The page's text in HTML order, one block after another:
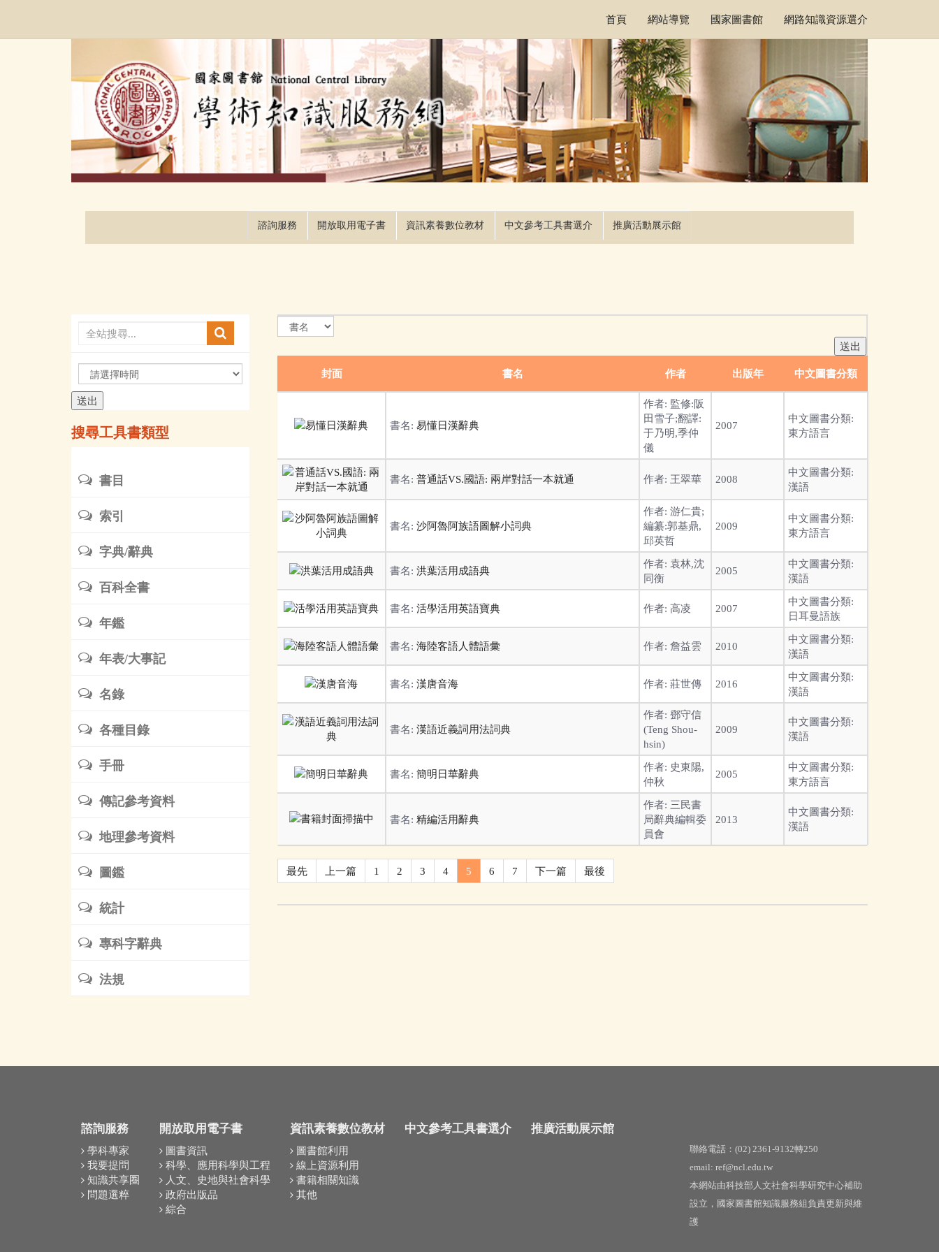
首頁
網站導覽 國家圖書館 網路知識資源選介
諮詢服務 開放取用電子書 資訊素養數位教材 中文參考工具書選介 推廣活動展示館
選
擇
時
間
搜尋工具書類型
書目
索引
字典/辭典
百科全書
年鑑
年表/大事記
名錄
各種目錄
手冊
傳記參考資料
地理參考資料
圖鑑
統計
專科字辭典
法規
封面 書名 作者 出版年 中文圖書分類
書名: 易懂日漢辭典
作者: 監修:阪
田雪子;翻譯:
于乃明,季仲
儀
2007
中文圖書分類:
東方語言
書名: 普通話VS.國語: 兩岸對話一本就通 作者: 王翠華 2008
中文圖書分類:
漢語
書名: 沙阿魯阿族語圖解小詞典
作者: 游仁貴;
編纂:郭基鼎,
邱英哲
2009
中文圖書分類:
東方語言
書名: 洪葉活用成語典
作者: 袁林,沈
同衡
2005
中文圖書分類:
漢語
書名: 活學活用英語寶典 作者: 高凌 2007
中文圖書分類:
日耳曼語族
書名: 海陸客語人體語彙 作者: 詹益雲 2010
中文圖書分類:
漢語
書名: 漢唐音海 作者: 莊世傳 2016
中文圖書分類:
漢語
書名: 漢語近義詞用法詞典
作者: 鄧守信
(Teng Shou-
hsin)
2009
中文圖書分類:
漢語
書名: 簡明日華辭典
作者: 史東陽,
仲秋
2005
中文圖書分類:
東方語言
書名: 精編活用辭典
作者: 三民書
局辭典編輯委
員會
2013
中文圖書分類:
漢語
最先 上一篇 1 2 3 4 5 6 7 下一篇 最後
諮詢服務
學科專家
我要提問
知識共享圈
問題選粹
開放取用電子書
圖書資訊
科學、應用科學與工程
人文、史地與社會科學
政府出版品
綜合
資訊素養數位教材
圖書館利用
線上資源利用
書籍相關知識
其他
中文參考工具書選介 推廣活動展示館
聯絡電話：(02) 2361-9132轉250
email: ref@ncl.edu.tw
本網站由科技部人文社會科學研究中心補助
設立，國家圖書館知識服務組負責更新與維
護